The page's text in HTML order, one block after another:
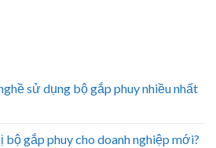
sử dụng bộ gắp phuy nhiều nhất
bộ gắp phuy cho doanh nghiệp mới?